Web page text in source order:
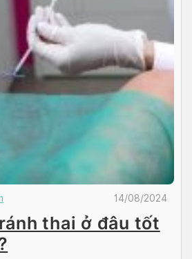
14/08/2024
thai ở đâu tốt